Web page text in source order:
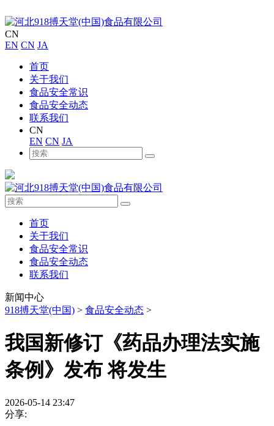
CN
EN CN JA
首页
关于我们
食品安全常识
食品安全动态
联系我们
CN
EN CN JA
首页
关于我们
食品安全常识
食品安全动态
联系我们
新闻中心
918搏天堂(中国) > 食品安全动态 >
我国新修订《药品办理法实施
条例》发布 将发生
2026-05-14 23:47
分享: